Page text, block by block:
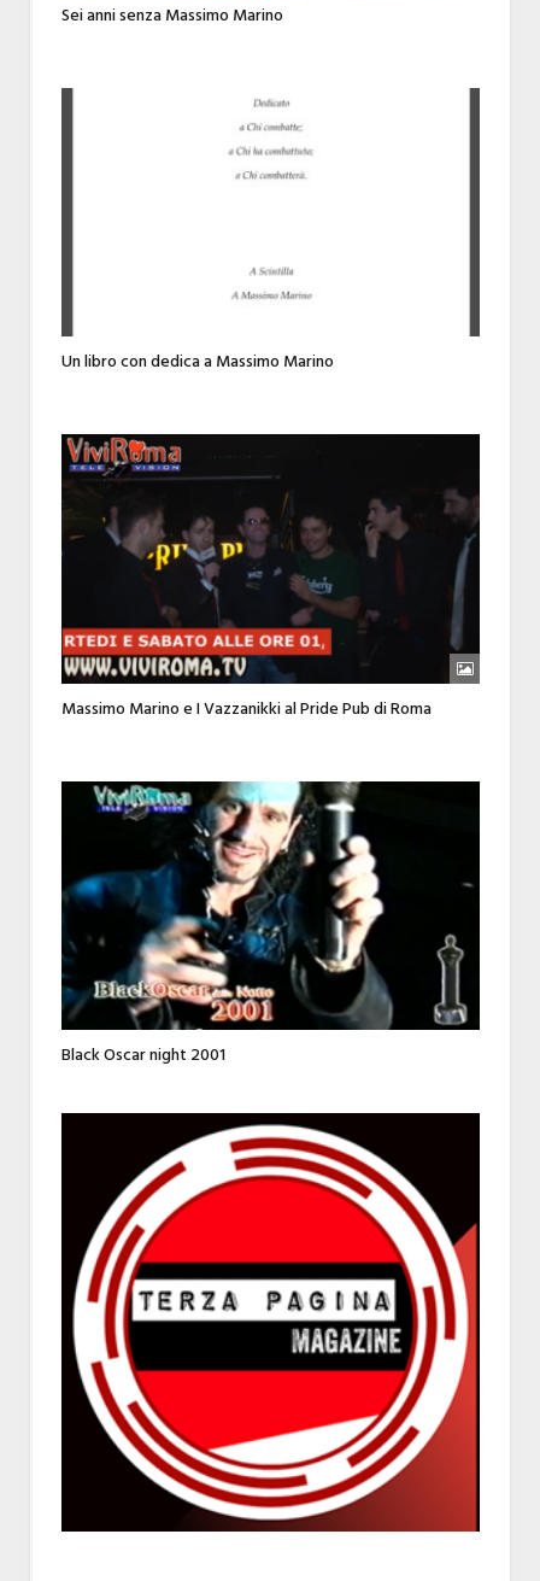
Sei anni senza Massimo Marino
Un libro con dedica a Massimo Marino
Massimo Marino e I Vazzanikki al Pride Pub di Roma
Black Oscar night 2001